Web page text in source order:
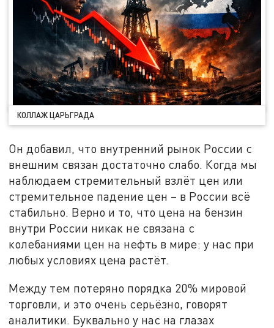
КОЛЛАЖ ЦАРЬГРАДА
Он добавил, что внутренний рынок России с
внешним связан достаточно слабо. Когда мы
наблюдаем стремительный взлёт цен или
стремительное падение цен – в России всё
стабильно. Верно и то, что цена на бензин
внутри России никак не связана с
колебаниями цен на нефть в мире: у нас при
любых условиях цена растёт.
Между тем потеряно порядка 20% мировой
торговли, и это очень серьёзно, говорят
аналитики. Буквально у нас на глазах